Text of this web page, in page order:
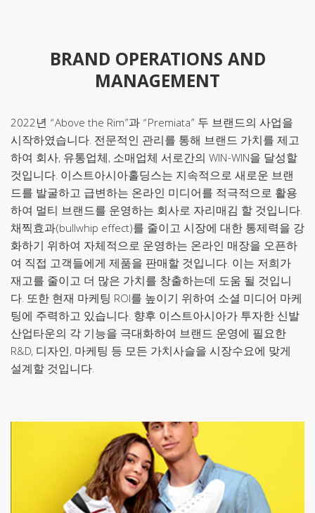
BRAND OPERATIONS AND
MANAGEMENT
2022년 “Above the Rim”과 “Premiata” 두 브랜드의 사업을
시작하였습니다. 전문적인 관리를 통해 브랜드 가치를 제고
하여 회사, 유통업체, 소매업체 서로간의 WIN-WIN을 달성할
것입니다. 이스트아시아홀딩스는 지속적으로 새로운 브랜
드를 발굴하고 급변하는 온라인 미디어를 적극적으로 활용
하여 멀티 브랜드를 운영하는 회사로 자리매김 할 것입니다.
채찍효과(bullwhip effect)를 줄이고 시장에 대한 통제력을 강
화하기 위하여 자체적으로 운영하는 온라인 매장을 오픈하
여 직접 고객들에게 제품을 판매할 것입니다. 이는 저희가
재고를 줄이고 더 많은 가치를 창출하는데 도움 될 것입니
다. 또한 현재 마케팅 ROI를 높이기 위하여 소셜 미디어 마케
팅에 주력하고 있습니다. 향후 이스트아시아가 투자한 신발
산업타운의 각 기능을 극대화하여 브랜드 운영에 필요한
R&D, 디자인, 마케팅 등 모든 가치사슬을 시장수요에 맞게
설계할 것입니다.